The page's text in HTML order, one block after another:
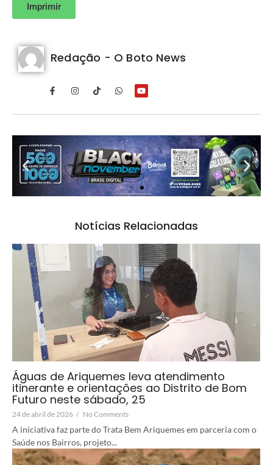
Imprimir
Redação - O Boto News
Notícias Relacionadas
Águas de Ariquemes leva atendimento
itinerante e orientações ao Distrito de Bom
Futuro neste sábado, 25
24 de abril de 2026 / No Comments
A iniciativa faz parte do Trata Bem Ariquemes em parceria com o
Saúde nos Bairros, projeto...